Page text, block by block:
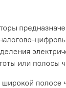
или полосы
полосе